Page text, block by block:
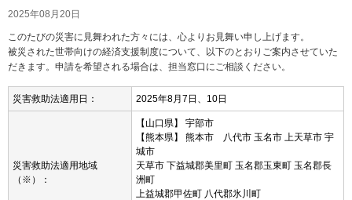
2025年08月20日
このたびの災害に見舞われた方々には、心よりお見舞い申し上げます。
被災された世帯向けの経済支援制度について、以下のとおりご案内させていた
だきます。申請を希望される場合は、担当窓口にご相談ください。
災害救助法適用日： 2025年8月7日、10日
災害救助法適用地域
（※）：
【山口県】 宇部市
【熊本県】 熊本市 八代市 玉名市 上天草市 宇
城市
天草市 下益城郡美里町 玉名郡玉東町 玉名郡長
洲町
上益城郡甲佐町 八代郡氷川町